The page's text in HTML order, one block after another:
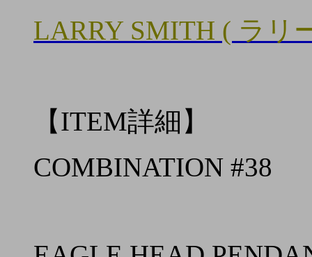
LARRY SMITH ( ラリ
【ITEM詳細】
COMBINATION #38